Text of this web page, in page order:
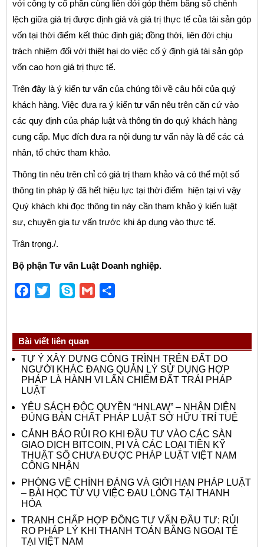
với công ty cổ phần cùng liên đới góp thêm bằng số chênh
lệch giữa giá trị được định giá và giá trị thực tế của tài sản góp
vốn tại thời điểm kết thúc định giá; đồng thời, liên đới chịu
trách nhiệm đối với thiệt hại do việc cố ý định giá tài sản góp
vốn cao hơn giá trị thực tế.
Trên đây là ý kiến tư vấn của chúng tôi về câu hỏi của quý
khách hàng. Việc đưa ra ý kiến tư vấn nêu trên căn cứ vào
các quy định của pháp luật và thông tin do quý khách hàng
cung cấp. Mục đích đưa ra nội dung tư vấn này là để các cá
nhân, tổ chức tham khảo.
Thông tin nêu trên chỉ có giá trị tham khảo và có thể một số
thông tin pháp lý đã hết hiệu lực tại thời điểm hiện tại vì vậy
Quý khách khi đọc thông tin này cần tham khảo ý kiến luật
sư, chuyên gia tư vấn trước khi áp dụng vào thực tế.
Trân trọng./.
Bộ phận Tư vấn Luật Doanh nghiệp.
Facebook
Twitter Skype Gmail
Bài viết liên quan
TỰ Ý XÂY DỰNG CÔNG TRÌNH TRÊN ĐẤT DO
NGƯỜI KHÁC ĐANG QUẢN LÝ SỬ DỤNG HỢP
PHÁP LÀ HÀNH VI LẤN CHIẾM ĐẤT TRÁI PHÁP
LUẬT
YÊU SÁCH ĐỘC QUYỀN “HNLAW” – NHẬN DIỆN
ĐÚNG BẢN CHẤT PHÁP LUẬT SỞ HỮU TRÍ TUỆ
CẢNH BÁO RỦI RO KHI ĐẦU TƯ VÀO CÁC SÀN
GIAO DỊCH BITCOIN, PI VÀ CÁC LOẠI TIỀN KỸ
THUẬT SỐ CHƯA ĐƯỢC PHÁP LUẬT VIỆT NAM
CÔNG NHẬN
PHÒNG VỆ CHÍNH ĐÁNG VÀ GIỚI HẠN PHÁP LUẬT
– BÀI HỌC TỪ VỤ VIỆC ĐAU LÒNG TẠI THANH
HÓA
TRANH CHẤP HỢP ĐỒNG TƯ VẤN ĐẦU TƯ: RỦI
RO PHÁP LÝ KHI THANH TOÁN BẰNG NGOẠI TỆ
TẠI VIỆT NAM